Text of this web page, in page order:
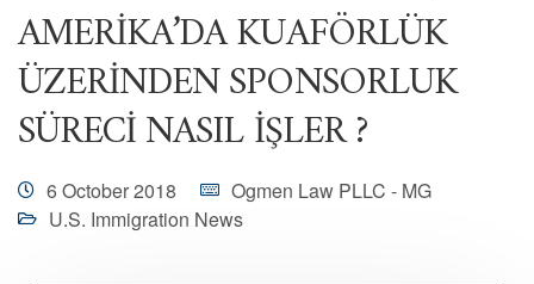
AMERİKA’DA KUAFÖRLÜK
ÜZERİNDEN SPONSORLUK
SÜRECİ NASIL İŞLER ?
6 October 2018
Ogmen Law PLLC - MG
U.S. Immigration News